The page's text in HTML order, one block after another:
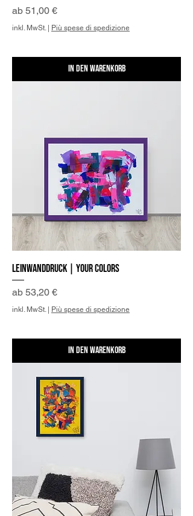
ab 51,00 €
Sale-Preis
inkl. MwSt. | Più spese di spedizione
In den Warenkorb
Leinwanddruck | Your colors
ab 53,20 €
Sale-Preis
inkl. MwSt.| Più spese di spedizione
In den Warenkorb